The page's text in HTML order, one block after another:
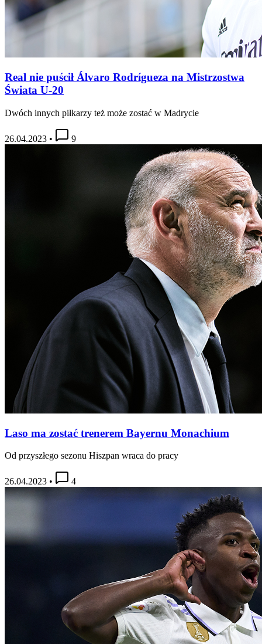
Real nie puścił Álvaro Rodrígueza na Mistrzostwa
Świata U-20
Dwóch innych piłkarzy też może zostać w Madrycie
26.04.2023 • 9
Laso ma zostać trenerem Bayernu Monachium
Od przyszłego sezonu Hiszpan wraca do pracy
26.04.2023 • 4